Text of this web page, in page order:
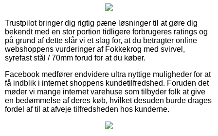
Trustpilot bringer dig rigtig pæne løsninger til at gøre dig
bekendt med en stor portion tidligere forbrugeres ratings og
på grund af dette slår vi et slag for, at du betragter online
webshoppens vurderinger af Fokkekrog med svirvel,
syrefast stål / 70mm forud for at du køber.
Facebook medfører endvidere ultra nyttige muligheder for at
få indblik i internet shoppens kundetilfredshed. Foruden det
møder vi mange internet varehuse som tilbyder folk at give
en bedømmelse af deres køb, hvilket desuden burde drages
fordel af til at afveje tilfredsheden hos kunderne.